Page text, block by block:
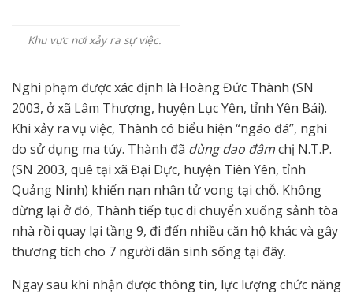
Khu vực nơi xảy ra sự việc.
Nghi phạm được xác định là Hoàng Đức Thành (SN
2003, ở xã Lâm Thượng, huyện Lục Yên, tỉnh Yên Bái).
Khi xảy ra vụ việc, Thành có biểu hiện “ngáo đá”, nghi
do sử dụng ma túy. Thành đã dùng dao đâmchị N.T.P.
(SN 2003, quê tại xã Đại Dực, huyện Tiên Yên, tỉnh
Quảng Ninh) khiến nạn nhân tử vong tại chỗ. Không
dừng lại ở đó, Thành tiếp tục di chuyển xuống sảnh tòa
nhà rồi quay lại tầng 9, đi đến nhiều căn hộ khác và gây
thương tích cho 7 người dân sinh sống tại đây.
Ngay sau khi nhận được thông tin, lực lượng chức năng